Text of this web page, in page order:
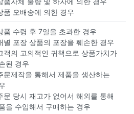
품 오배송에 의한 경우
품 수령 후 7일을 초과한 경우
별 포장 상품의 포장을 훼손한 경우
객의 고의적인 귀책으로 상품가치가
된 경우
문제작을 통해서 제품을 생산하는
문 당시 재고가 없어서 해외를 통해
을 수입해서 구매하는 경우